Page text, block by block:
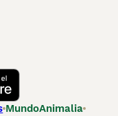
MundoAnimalia